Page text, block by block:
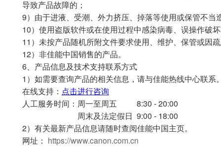
导致产品故障的；
9）由于进液、受潮、外力挤压、掉落等使用或保管不当
10）使用盗版软件或在使用过程中感染病毒、误操作破
11）未按产品随机所附文件要求使用、维护、保管或因
12）非佳能中国销售的产品。
6、产品信息及技术支持联系方式
1）如需要查询产品的相关信息，请与佳能热线中心联系
在线支持： 点击进行咨询
人工服务时间： 周一至周五
8:30 - 20:00
周末及法定假日 9:00 - 18:00
2）有关最新产品信息请随时查阅佳能中国主页。
网址： https://www.canon.com.cn